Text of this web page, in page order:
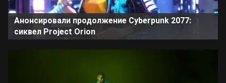
Анонсировали продолжение Cyberpunk 2077:
сиквел Project Orion